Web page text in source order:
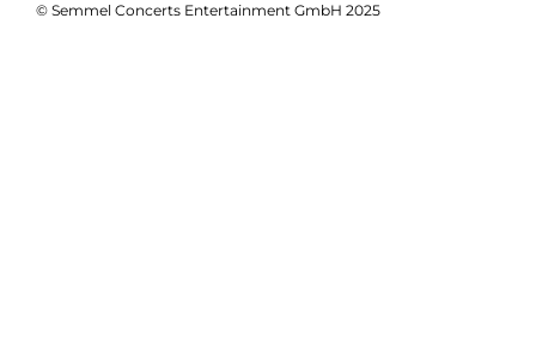
© Semmel Concerts Entertainment GmbH 2025